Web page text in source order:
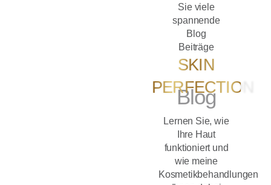
Sie viele
spannende
Blog
Beiträge
SKIN
PERFECTION
Blog
Lernen Sie, wie
Ihre Haut
funktioniert und
wie meine
Kosmetikbehandlungen